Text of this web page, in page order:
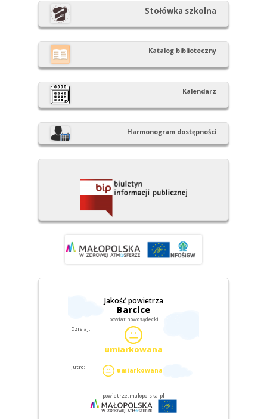
Stołówka szkolna
Katalog biblioteczny
Kalendarz
Harmonogram dostępności